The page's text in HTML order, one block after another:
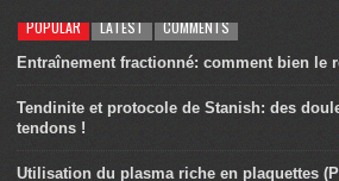
POPULAR LATEST COMMENTS
Entraînement fractionné: comment bien le
Tendinite et protocole de Stanish: des
tendons !
Utilisation du plasma riche en plaquettes